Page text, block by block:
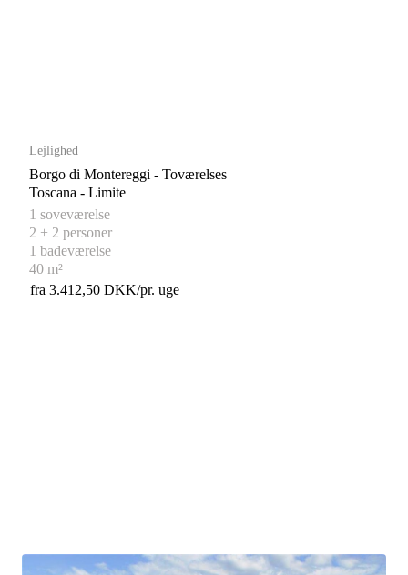
Lejlighed
Borgo di Montereggi - Toværelses
Toscana - Limite
1 soveværelse
2 + 2 personer
1 badeværelse
40 m²
fra 3.412,50 DKK/pr. uge